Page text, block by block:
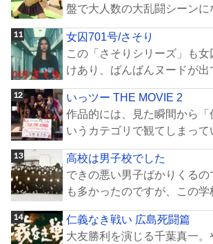
盤で大人数の大乱闘シーンに
女囚701号/さそり
この「さそりシリーズ」も
けあり、ばんばんヌードが出
いっツー THE MOVIE 2
作品的には、見た瞬間から「
いうカテゴリで観てしまって
高校は男子校でした
できの悪い男子ばかりくる
も多かったのですが、この
仁義なき戦い 広島死闘篇
大友勝利を演じる千葉真一